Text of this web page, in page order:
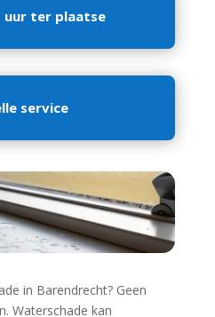
uur ter plaatse
service
in Barendrecht? Geen
Waterschade kan